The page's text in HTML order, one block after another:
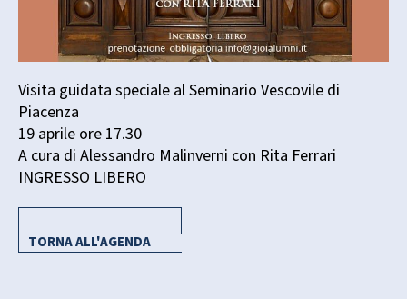
Visita guidata speciale al Seminario Vescovile di
Piacenza
19 aprile ore 17.30
A cura di Alessandro Malinverni con Rita Ferrari
INGRESSO LIBERO
TORNA ALL'AGENDA